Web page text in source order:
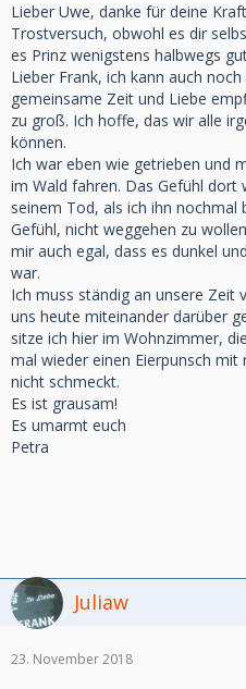
Lieber Uwe, danke für deine
Trostversuch, obwohl es dir
es Prinz wenigstens halbwegs
Lieber Frank, ich kann auch
gemeinsame Zeit und Liebe
zu groß. Ich hoffe, das wir alle
können.
Ich war eben wie getrieben und
im Wald fahren. Das Gefühl dort
seinem Tod, als ich ihn nochmal
Gefühl, nicht weggehen zu
mir auch egal, dass es dunkel
war.
Ich muss ständig an unsere Zeit
uns heute miteinander darüber
sitze ich hier im Wohnzimmer,
mal wieder einen Eierpunsch mit
nicht schmeckt.
Es ist grausam!
Es umarmt euch
Petra
Juliaw
23. November 2018